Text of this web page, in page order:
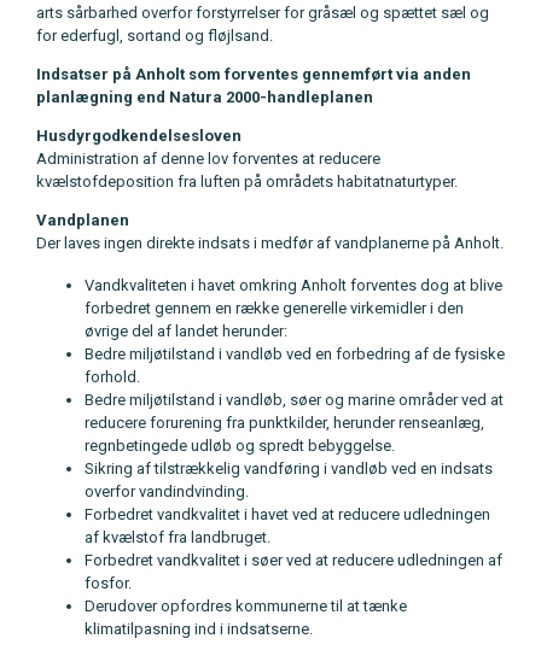
arts sårbarhed overfor forstyrrelser for gråsæl og spættet sæl og
for ederfugl, sortand og fløjlsand.
Indsatser på Anholt som forventes gennemført via anden
planlægning end Natura 2000-handleplanen
Husdyrgodkendelsesloven
Administration af denne lov forventes at reducere
kvælstofdeposition fra luften på områdets habitatnaturtyper.
Vandplanen
Der laves ingen direkte indsats i medfør af vandplanerne på Anholt.
Vandkvaliteten i havet omkring Anholt forventes dog at blive
forbedret gennem en række generelle virkemidler i den
øvrige del af landet herunder:
Bedre miljøtilstand i vandløb ved en forbedring af de fysiske
forhold.
Bedre miljøtilstand i vandløb, søer og marine områder ved at
reducere forurening fra punktkilder, herunder renseanlæg,
regnbetingede udløb og spredt bebyggelse.
Sikring af tilstrækkelig vandføring i vandløb ved en indsats
overfor vandindvinding.
Forbedret vandkvalitet i havet ved at reducere udledningen
af kvælstof fra landbruget.
Forbedret vandkvalitet i søer ved at reducere udledningen af
fosfor.
Derudover opfordres kommunerne til at tænke
klimatilpasning ind i indsatserne.